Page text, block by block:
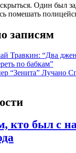
Один был
помешать
записям
Травкин: “Два
по бабкам”
“Зенита” Лучано
кто был с